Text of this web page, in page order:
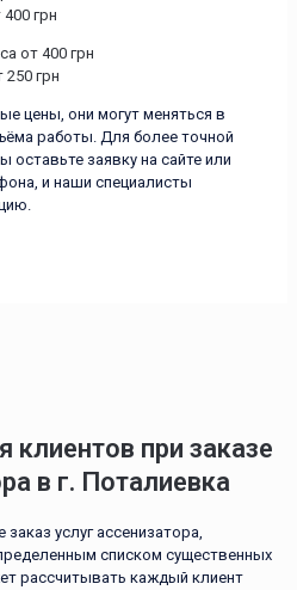
грн
от 400 грн
250 грн
цены, они могут меняться в
работы. Для более точной
заявку на сайте или
и наши специалисты
при заказе
в г. Поталиевка
услуг ассенизатора,
списком существенных
рассчитывать каждый клиент